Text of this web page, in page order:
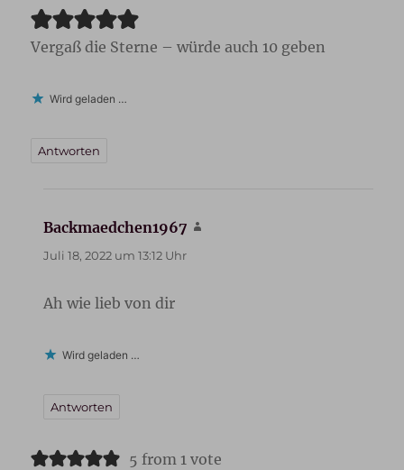
Vergaß die Sterne – würde auch 10 geben
Wird geladen …
Antworten
Backmaedchen1967
Juli 18, 2022 um 13:12 Uhr
Ah wie lieb von dir
Wird geladen …
Antworten
5 from 1 vote